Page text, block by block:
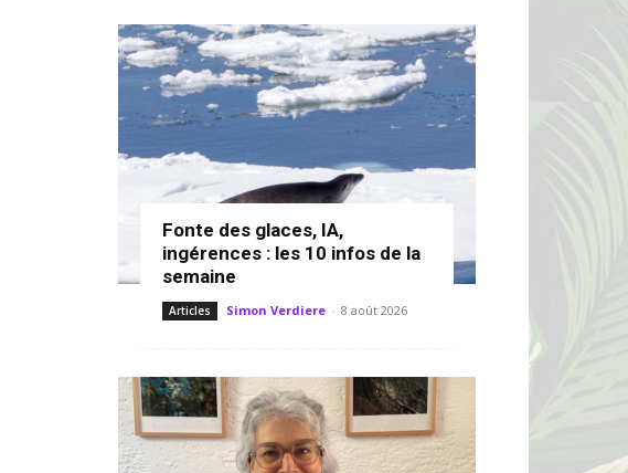
Fonte des glaces, IA,
ingérences : les 10 infos de la
semaine
Articles Simon Verdiere - 8 août 2026